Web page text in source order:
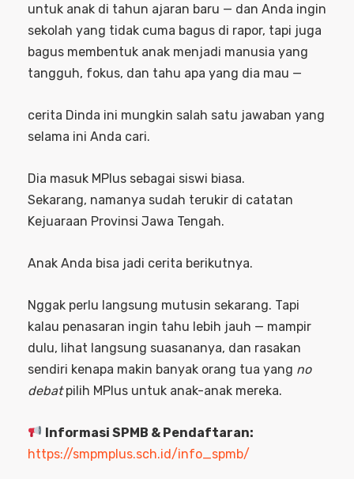
untuk anak di tahun ajaran baru — dan Anda ingin
sekolah yang tidak cuma bagus di rapor, tapi juga
bagus membentuk anak menjadi manusia yang
tangguh, fokus, dan tahu apa yang dia mau —
cerita Dinda ini mungkin salah satu jawaban yang
selama ini Anda cari.
Dia masuk MPlus sebagai siswi biasa.
Sekarang, namanya sudah terukir di catatan
Kejuaraan Provinsi Jawa Tengah.
Anak Anda bisa jadi cerita berikutnya.
Nggak perlu langsung mutusin sekarang. Tapi
kalau penasaran ingin tahu lebih jauh — mampir
dulu, lihat langsung suasananya, dan rasakan
sendiri kenapa makin banyak orang tua yang no
debatpilih MPlus untuk anak-anak mereka.
Informasi SPMB & Pendaftaran:
https://smpmplus.sch.id/info_spmb/